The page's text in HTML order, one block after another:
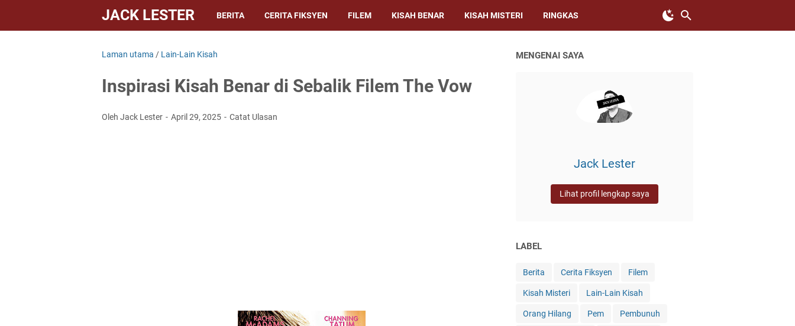
JACK LESTER BERITA CERITA FIKSYEN FILEM KISAH BENAR KISAH MISTERI RINGKAS
Laman utama / Lain-Lain Kisah
Inspirasi Kisah Benar di Sebalik Filem The Vow
Oleh Jack Lester April 29, 2025 Catat Ulasan
MENGENAI SAYA
Jack Lester
Lihat profil lengkap saya
LABEL
Berita Cerita Fiksyen Filem
Kisah Misteri Lain-Lain Kisah
Orang Hilang Pem Pembunuh